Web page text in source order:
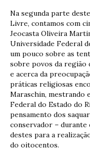
Na segunda parte
Livre, contamos com
Jeocasta Oliveira
Universidade Federal
um pouco sobre as
sobre povos da região
e acerca da
práticas religiosas
Maraschin, mestrando
Federal do Estado do
pensamento dos
conservador – durante
destes para a
do oitocentos.